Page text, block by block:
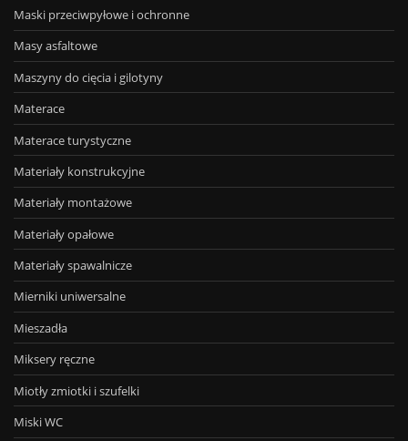
Maski przeciwpyłowe i ochronne
Masy asfaltowe
Maszyny do cięcia i gilotyny
Materace
Materace turystyczne
Materiały konstrukcyjne
Materiały montażowe
Materiały opałowe
Materiały spawalnicze
Mierniki uniwersalne
Mieszadła
Miksery ręczne
Miotły zmiotki i szufelki
Miski WC